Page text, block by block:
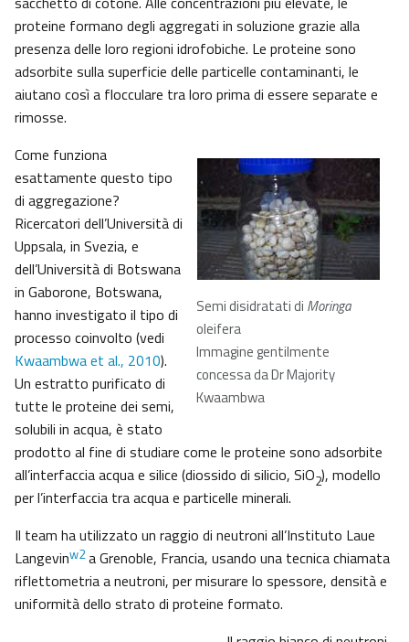
proteine formano degli aggregati in soluzione grazie alla
presenza delle loro regioni idrofobiche. Le proteine sono
adsorbite sulla superficie delle particelle contaminanti, le
aiutano così a flocculare tra loro prima di essere separate e
rimosse.
Semi disidratati di Moringa
oleifera
Immagine gentilmente
concessa da Dr Majority
Kwaambwa
Come funziona
esattamente questo tipo
di aggregazione?
Ricercatori dell’Università di
Uppsala, in Svezia, e
dell’Università di Botswana
in Gaborone, Botswana,
hanno investigato il tipo di
processo coinvolto (vedi
Kwaambwa et al., 2010).
Un estratto purificato di
tutte le proteine dei semi,
solubili in acqua, è stato
prodotto al fine di studiare come le proteine sono adsorbite
all’interfaccia acqua e silice (diossido di silicio, SiO2), modello
per l’interfaccia tra acqua e particelle minerali.
Il team ha utilizzato un raggio di neutroni all’Instituto Laue
Langevinw2a Grenoble, Francia, usando una tecnica chiamata
riflettometria a neutroni, per misurare lo spessore, densità e
uniformità dello strato di proteine formato.